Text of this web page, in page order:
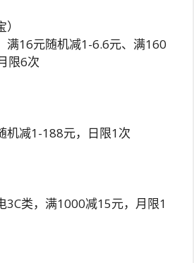
满16元随机减1-6.6元、满160
限6次
机减1-188元，日限1次
3C类，满1000减15元，月限1